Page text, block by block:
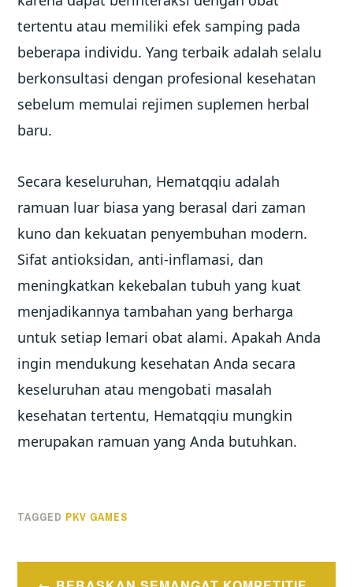
tertentu atau memiliki efek samping pada
beberapa individu. Yang terbaik adalah selalu
berkonsultasi dengan profesional kesehatan
sebelum memulai rejimen suplemen herbal
baru.
Secara keseluruhan, Hematqqiu adalah
ramuan luar biasa yang berasal dari zaman
kuno dan kekuatan penyembuhan modern.
Sifat antioksidan, anti-inflamasi, dan
meningkatkan kekebalan tubuh yang kuat
menjadikannya tambahan yang berharga
untuk setiap lemari obat alami. Apakah Anda
ingin mendukung kesehatan Anda secara
keseluruhan atau mengobati masalah
kesehatan tertentu, Hematqqiu mungkin
merupakan ramuan yang Anda butuhkan.
TAGGED PKV GAMES
Post